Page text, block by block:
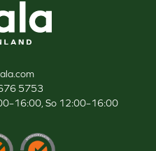
5753
So 12:00–16:00